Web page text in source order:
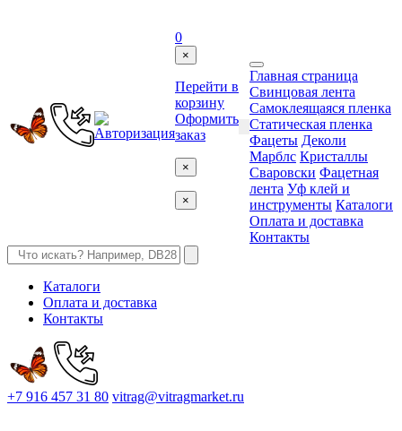
0
×
Перейти в
корзину
Оформить
заказ
×
×
Главная страница
Свинцовая лента
Самоклеящаяся пленка
Статическая пленка
Фацеты Деколи
Марблс Кристаллы
Сваровски Фацетная
лента Уф клей и
инструменты Каталоги
Оплата и доставка
Контакты
Каталоги
Оплата и доставка
Контакты
+7 916 457 31 80 vitrag@vitragmarket.ru